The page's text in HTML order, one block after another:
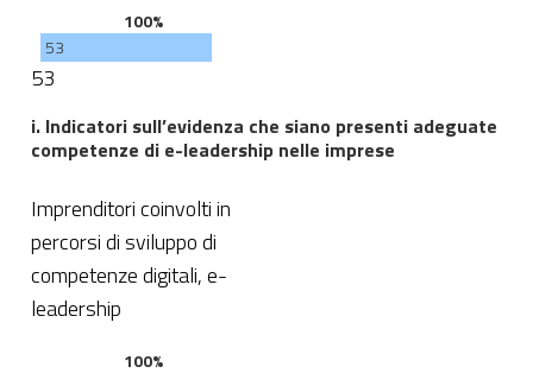
100%
53
53
i. Indicatori sull’evidenza che siano presenti adeguate
competenze di e-leadership nelle imprese
Imprenditori coinvolti in
percorsi di sviluppo di
competenze digitali, e-
leadership
100%